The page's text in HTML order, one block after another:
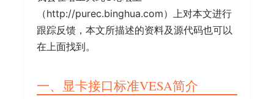
（http://purec.binghua.com）上对本文进行
跟踪反馈，本文所描述的资料及源代码也可以
在上面找到。
一、显卡接口标准VESA简介